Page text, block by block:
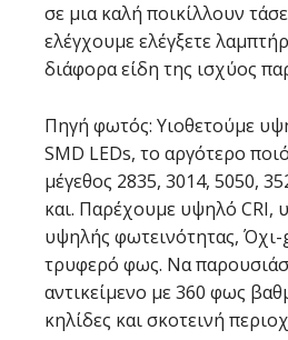
σε μια καλή ποικίλλουν
ελέγχουμε ελέγξετε
διάφορα είδη της ισχύος
Πηγή φωτός: Υιοθετούμε
SMD LEDs, το αργότερο
μέγεθος 2835, 3014, 5050,
και. Παρέχουμε υψηλό CRI,
υψηλής φωτεινότητας,
τρυφερό φως. Να
αντικείμενο με 360 φως
κηλίδες και σκοτεινή